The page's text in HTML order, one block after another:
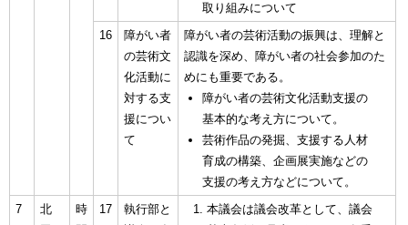
取り組みについて
16
障がい者
の芸術文
化活動に
対する支
援につい
て
障がい者の芸術活動の振興は、理解と
認識を深め、障がい者の社会参加のた
めにも重要である。
障がい者の芸術文化活動支援の
基本的な考え方について。
芸術作品の発掘、支援する人材
育成の構築、企画展実施などの
支援の考え方などについて。
7
北
時
17
執行部と
本議会は議会改革として、議会